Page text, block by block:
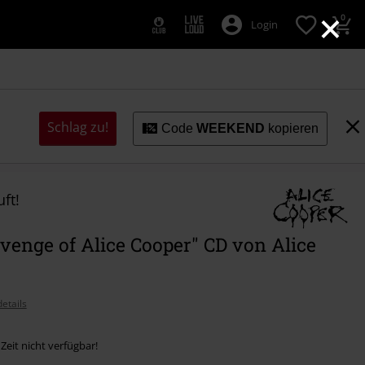
×
Login 0
Schlag zu! CodeWEEKEND kopieren
of Alice Cooper" CD von Alice
nicht verfügbar!